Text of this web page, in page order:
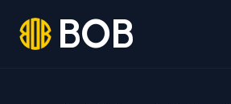
BOB